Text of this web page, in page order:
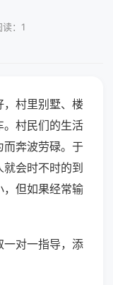
：1
村里别墅、楼
。村民们的生活
而奔波劳碌。于
会时不时的到
，但如果经常输
一对一指导，添